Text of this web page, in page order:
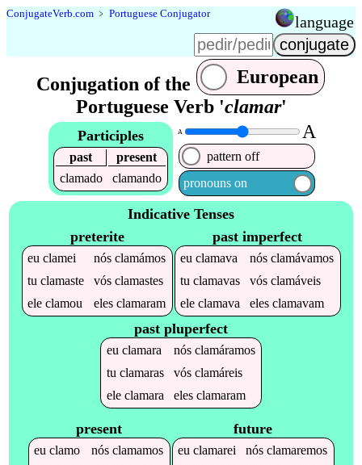
ConjugateVerb.com ﹥ Portuguese Conjugator language
Conjugation of the
European
Portuguese Verb 'clamar'
Participles
past
present
clamado
clamando
A A
pattern off
pronouns on
Indicative Tenses
preterite
euclamei nósclamámos
tuclamaste vósclamastes
eleclamou elesclamaram
past imperfect
euclamava nósclamávamos
tuclamavas vósclamáveis
eleclamava elesclamavam
past pluperfect
eu clamara nós clamáramos
tu clamaras vós clamáreis
ele clamara eles clamaram
present
euclamo nósclamamos
future
euclamarei nósclamaremos